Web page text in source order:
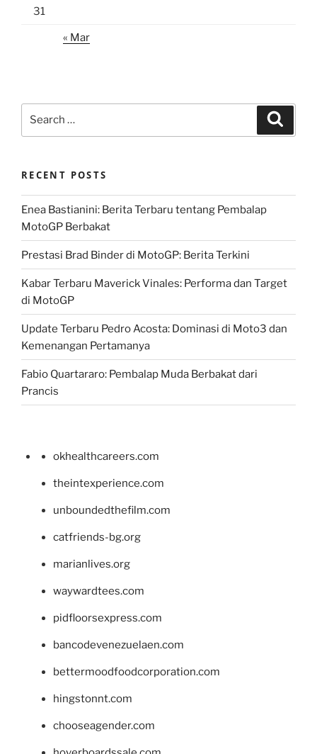
31
« Mar
RECENT POSTS
Enea Bastianini: Berita Terbaru tentang Pembalap
MotoGP Berbakat
Prestasi Brad Binder di MotoGP: Berita Terkini
Kabar Terbaru Maverick Vinales: Performa dan Target
di MotoGP
Update Terbaru Pedro Acosta: Dominasi di Moto3 dan
Kemenangan Pertamanya
Fabio Quartararo: Pembalap Muda Berbakat dari
Prancis
okhealthcareers.com
theintexperience.com
unboundedthefilm.com
catfriends-bg.org
marianlives.org
waywardtees.com
pidfloorsexpress.com
bancodevenezuelaen.com
bettermoodfoodcorporation.com
hingstonnt.com
chooseagender.com